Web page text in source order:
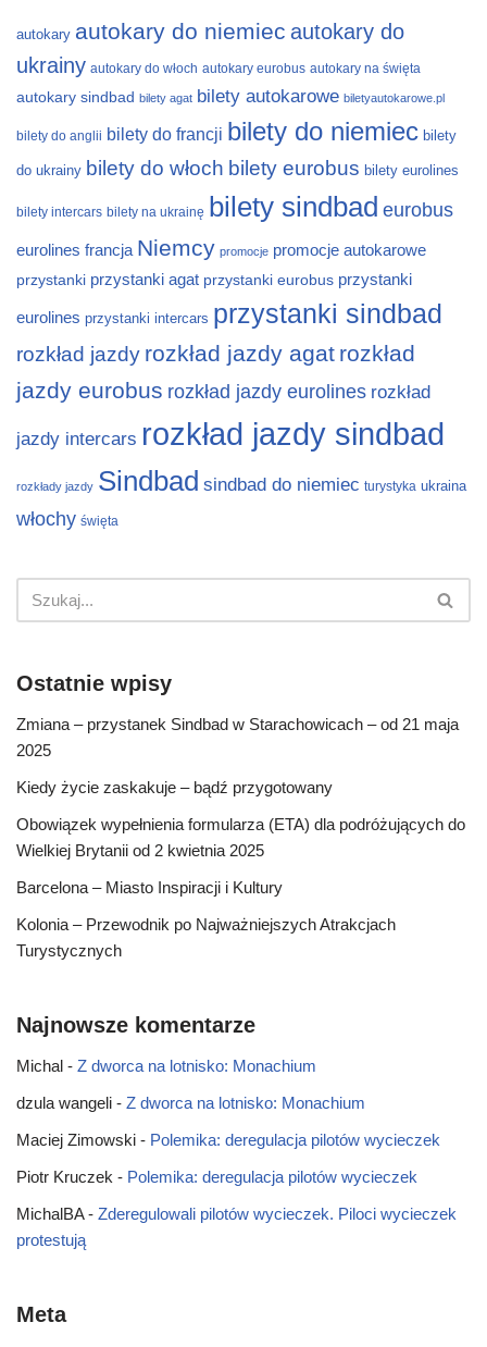
autokary autokary do niemiec autokary do
ukrainy autokary do włoch autokary eurobus autokary na święta
autokary sindbad bilety agat bilety autokarowe biletyautokarowe.pl
bilety do anglii bilety do francji bilety do niemiec bilety
do ukrainy bilety do włoch bilety eurobus bilety eurolines
bilety intercars bilety na ukrainę bilety sindbad eurobus
eurolines francja Niemcy promocje promocje autokarowe
przystanki przystanki agat przystanki eurobus przystanki
eurolines przystanki intercars przystanki sindbad
rozkład jazdy rozkład jazdy agat rozkład
jazdy eurobus rozkład jazdy eurolines rozkład
jazdy intercars rozkład jazdy sindbad
rozkłady jazdy Sindbad sindbad do niemiec turystyka ukraina
włochy święta
Ostatnie wpisy
Zmiana – przystanek Sindbad w Starachowicach – od 21 maja
2025
Kiedy życie zaskakuje – bądź przygotowany
Obowiązek wypełnienia formularza (ETA) dla podróżujących do
Wielkiej Brytanii od 2 kwietnia 2025
Barcelona – Miasto Inspiracji i Kultury
Kolonia – Przewodnik po Najważniejszych Atrakcjach
Turystycznych
Najnowsze komentarze
Michal - Z dworca na lotnisko: Monachium
dzula wangeli - Z dworca na lotnisko: Monachium
Maciej Zimowski - Polemika: deregulacja pilotów wycieczek
Piotr Kruczek - Polemika: deregulacja pilotów wycieczek
MichalBA- Zderegulowali pilotów wycieczek. Piloci wycieczek
protestują
Meta